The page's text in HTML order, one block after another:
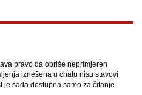
pravo da obriše neprimjeren
iznešena u chatu nisu stavovi
je sada dostupna samo za čitanje.